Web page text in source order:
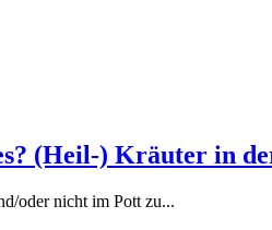
(Heil-) Kräuter in
oder nicht im Pott zu...